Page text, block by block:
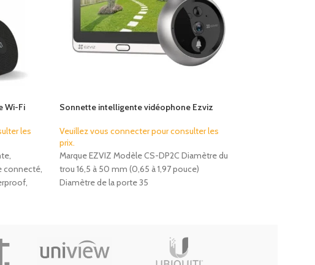
Wi-Fi
les
connecté,
Sonnette intelligente vidéophone Ezviz
Veuillez vous connecter pour consulter les
prix.
Marque EZVIZ Modèle CS-DP2C Diamètre du
trou 16,5 à 50 mm (0,65 à 1,97 pouce)
Diamètre de la porte 35